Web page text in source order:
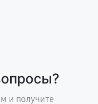
и получите